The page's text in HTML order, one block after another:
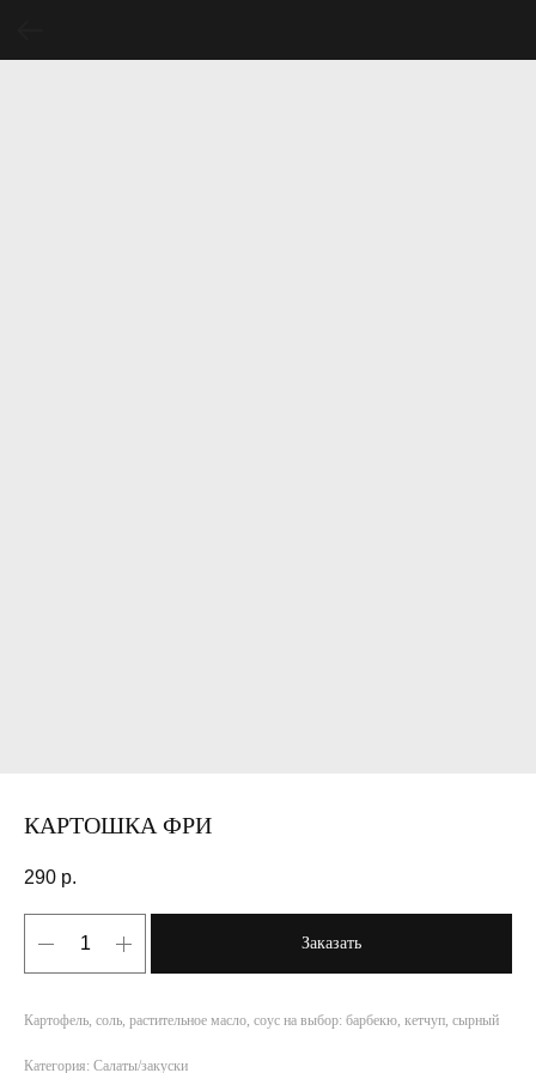
КАРТОШКА ФРИ
290 р.
Заказать
Картофель, соль, растительное масло, соус на выбор: барбекю, кетчуп, сырный
Категория: Салаты/закуски